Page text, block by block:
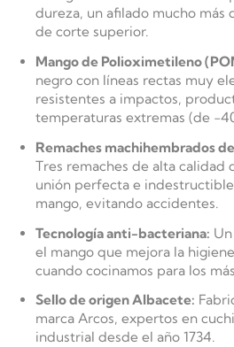
dureza, un afilado mucho más
de corte superior.
Mango de Polioximetileno
negro con líneas rectas muy
resistentes a impactos,
temperaturas extremas (de -40
Remaches machihembrados
Tres remaches de alta calidad
unión perfecta e
mango, evitando accidentes.
Tecnología anti-bacteriana:
el mango que mejora la
cuando cocinamos para los
Sello de origen Albacete:
marca Arcos, expertos en
industrial desde el año 1734.